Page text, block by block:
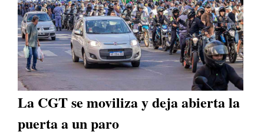
La CGT se moviliza y deja abierta la
puerta a un paro